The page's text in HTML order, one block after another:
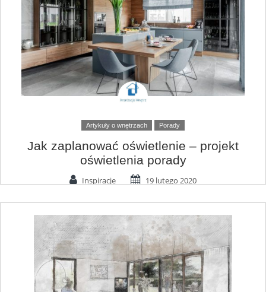
Artykuły o wnętrzach Porady
Jak zaplanować oświetlenie – projekt
oświetlenia porady
Inspiracje 19 lutego 2020